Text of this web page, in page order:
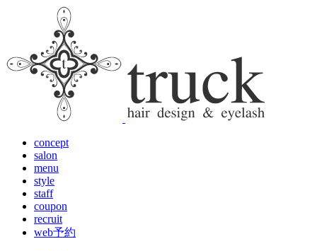
concept
salon
menu
style
staff
coupon
recruit
web予約